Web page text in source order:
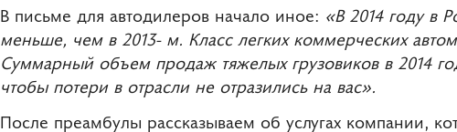
В письме для автодилеров начало иное: «В 2014 году в
меньше, чем в 2013‑ м. Класс легких коммерческих
Суммарный объем продаж тяжелых грузовиков в 2014
чтобы потери в отрасли не отразились на вас».
После преамбулы рассказываем об услугах компании,